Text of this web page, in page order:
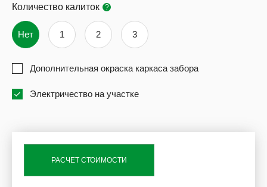
Количество калиток ?
Нет 1 2 3
Дополнительная окраска каркаса забора
Электричество на участке
РАСЧЕТ СТОИМОСТИ